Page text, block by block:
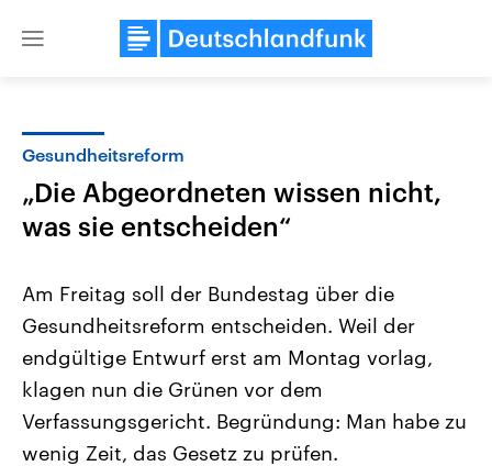
Close
USA
Aktuelle Beiträge, Analysen und
Hintergründe
Wirtschaftlich und militärisch
gehören die Vereinigten Staaten zu
Nahostkonflikt
Aktuelle Lage und
Der Überfall der
Terrororganisation Hamas
Oktober 2023 auf Israel
Gesundheitsreform
„Die Abgeordneten wissen nicht,
was sie entscheiden“
Am Freitag soll der Bundestag über die
Gesundheitsreform entscheiden. Weil der
endgültige Entwurf erst am Montag vorlag,
klagen nun die Grünen vor dem
Verfassungsgericht. Begründung: Man habe zu
wenig Zeit, das Gesetz zu prüfen.